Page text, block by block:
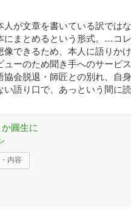
が文章を書いている訳では
にまとめるという形式。…コ
できるため、本人に語りか
ーのため聞き手へのサービ
会脱退・師匠との別れ、自
語り口で、あっという間に読
圓生に
内容